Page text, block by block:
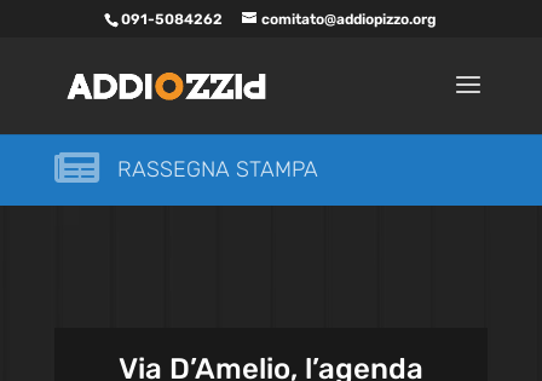
091-5084262 comitato@addiopizzo.org
 RASSEGNA STAMPA
Via D’Amelio, l’agenda